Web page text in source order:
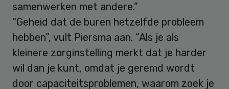
samenwerken met andere.”
“Geheid dat de buren hetzelfde probleem
hebben”, vult Piersma aan. “Als je als
kleinere zorginstelling merkt dat je harder
wil dan je kunt, omdat je geremd wordt
door capaciteitsproblemen, waarom zoek je